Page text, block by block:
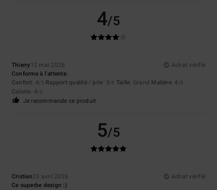
4/5
Thierry12 mai 2026
Achat vérifié
Conforme à l’attente.
Confort: 4/5 Rapport qualité / prix: 3/5 Taille: Grand Matière: 4 /5
Coloris: 4/5
Je recommande ce produit
5/5
Cristian23 avril 2026
Achat vérifié
Ce superbe design :)